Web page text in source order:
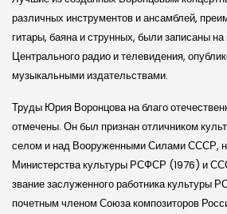
различных инструментов и ансамблей,
гитары, баяна и струнных, были записаны
Центрального радио и телевидения,
музыкальными издательствами.
Труды Юрия Воронцова на благо
отмечены. Он был признан отличником
селом и над Вооруженными Силами СССР,
Министерства культуры РСФСР (1976) и
звание заслуженного работника культуры
почетным членом Союза композиторов